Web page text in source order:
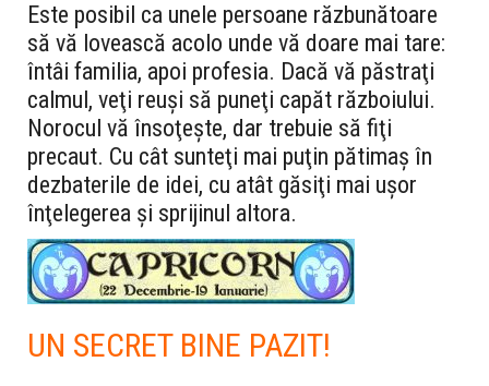
Este posibil ca unele persoane răzbunătoare
să vă lovească acolo unde vă doare mai tare:
întâi familia, apoi profesia. Dacă vă păstraţi
calmul, veţi reuşi să puneţi capăt războiului.
Norocul vă însoţeşte, dar trebuie să fiţi
precaut. Cu cât sunteţi mai puţin pătimaş în
dezbaterile de idei, cu atât găsiţi mai uşor
înţelegerea şi sprijinul altora.
UN SECRET BINE PAZIT!